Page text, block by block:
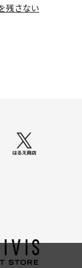
残さない